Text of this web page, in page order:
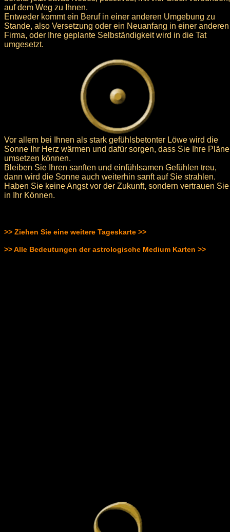
auf dem Weg zu Ihnen.
Entweder kommt ein Beruf in einer anderen Umgebung zu
Stande, also Versetzung oder ein Neuanfang in einer anderen
Firma, oder Ihre geplante Selbständigkeit wird in die Tat
umgesetzt.
Vor allem bei Ihnen als stark gefühlsbetonter Löwe wird die
Sonne Ihr Herz wärmen und dafür sorgen, dass Sie Ihre Pläne
umsetzen können.
Bleiben Sie Ihren sanften und einfühlsamen Gefühlen treu,
dann wird die Sonne auch weiterhin sanft auf Sie strahlen.
Haben Sie keine Angst vor der Zukunft, sondern vertrauen Sie
in Ihr Können.
>> Ziehen Sie eine weitere Tageskarte >>
>> Alle Bedeutungen der astrologische Medium Karten >>